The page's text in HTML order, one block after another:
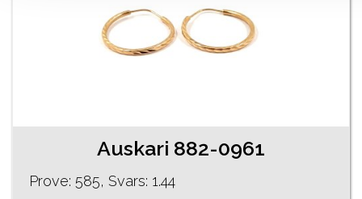
Auskari 882-0961
Prove: 585, Svars: 1.44